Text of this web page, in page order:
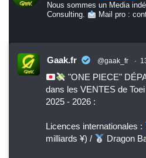
Nous sommes un Media
Consulting.
Mail pro :
Gaak.fr @gaak_fr ·
"ONE PIECE"
dans les VENTES de
2025 - 2026 :
Licences internationales :
milliards ¥) /
Dragon